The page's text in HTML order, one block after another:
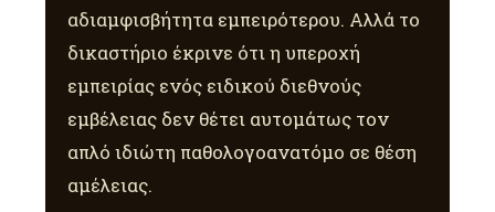
αδιαμφισβήτητα εμπειρότερου. Αλλά το
δικαστήριο έκρινε ότι η υπεροχή
εμπειρίας ενός ειδικού διεθνούς
εμβέλειας δεν θέτει αυτομάτως τον
απλό ιδιώτη παθολογοανατόμο σε θέση
αμέλειας.